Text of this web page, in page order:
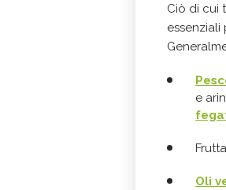
Ciò di cui
essenziali
e
Oli